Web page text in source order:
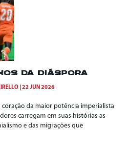
DA DIÁSPORA
22 JUN 2026
da maior potência imperialista
carregam em suas histórias as
e das migrações que